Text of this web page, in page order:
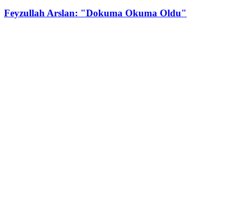
Feyzullah Arslan: "Dokuma Okuma Oldu"